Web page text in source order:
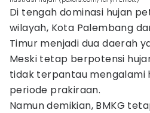
Di tengah dominasi hujan
wilayah, Kota Palembang
Timur menjadi dua daerah
Meski tetap berpotensi
tidak terpantau mengalami
periode prakiraan.
Namun demikian, BMKG